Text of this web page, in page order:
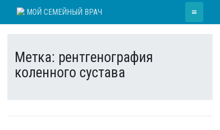
МОЙ СЕМЕЙНЫЙ ВРАЧ ≡
Метка: рентгенография
коленного сустава